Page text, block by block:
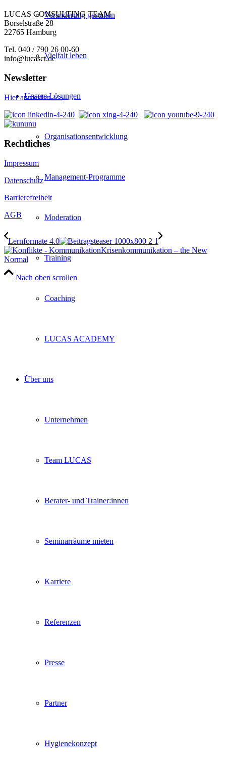
Veränderung gestalten
Vielfalt leben
Unsere Lösungen
Organisationsentwicklung
Management-Programme
Moderation
Training
Coaching
LUCAS ACADEMY
Über uns
Unternehmen
Team LUCAS
Berater- und Trainer:innen
Seminarräume mieten
Karriere
Referenzen
Presse
Partner
Hygienekonzept
LUCAS CONSULTING TEAM
Borselstraße 28
22765 Hamburg
Tel. 040 / 790 26 00-60
info@lucasct.de
Newsletter
Hier anmelden >>
Rechtliches
Impressum
Datenschutz
Barrierefreiheit
AGB
Lernformate 4.0
Krisen­kommu­ni­ka­tion – the New
Normal
Nach oben scrollen